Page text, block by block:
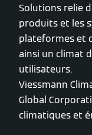
Solutions relie
produits et les
plateformes et
ainsi un climat
utilisateurs.
Viessmann
Global
climatiques et